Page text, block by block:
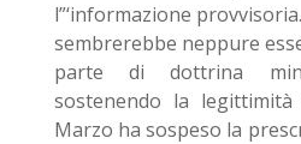
l”‘informazione
sembrerebbe neppure
parte di dottrina
sostenendo la
Marzo ha sospeso la